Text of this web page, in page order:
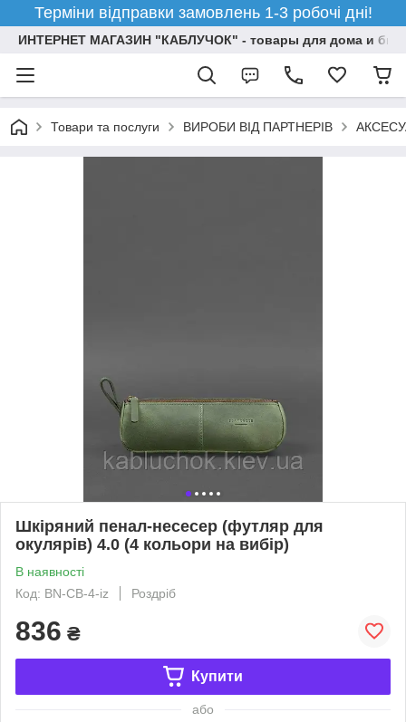
Терміни відправки замовлень 1-3 робочі дні!
ИНТЕРНЕТ МАГАЗИН "КАБЛУЧОК" - товары для дома и
Товари та послуги ВИРОБИ ВІД ПАРТНЕРІВ
Шкіряний пенал-несесер (футляр для
окулярів) 4.0 (4 кольори на вибір)
В наявності
Код: BN-CB-4-iz
Роздріб
836 ₴
Купити
або